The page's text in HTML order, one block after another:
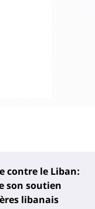
contre le Liban:
son soutien
libanais